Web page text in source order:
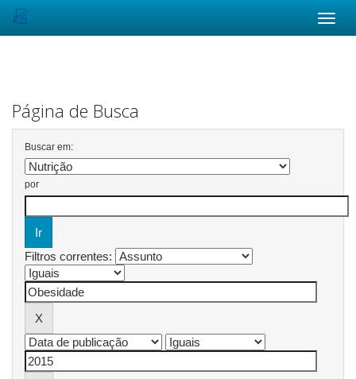
Página de Busca
Buscar em:
por
Filtros correntes: